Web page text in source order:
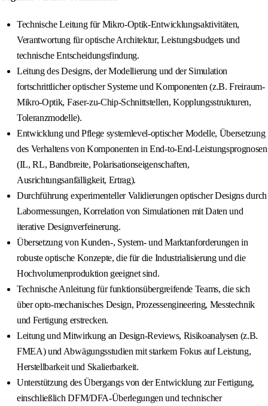
Technische Leitung für Mikro-Optik-Entwicklungsaktivitäten,
Verantwortung für optische Architektur, Leistungsbudgets und
technische Entscheidungsfindung.
Leitung des Designs, der Modellierung und der Simulation
fortschrittlicher optischer Systeme und Komponenten (z.B. Freiraum-
Mikro-Optik, Faser-zu-Chip-Schnittstellen, Kopplungsstrukturen,
Toleranzmodelle).
Entwicklung und Pflege systemlevel-optischer Modelle, Übersetzung
des Verhaltens von Komponenten in End-to-End-Leistungsprognosen
(IL, RL, Bandbreite, Polarisationseigenschaften,
Ausrichtungsanfälligkeit, Ertrag).
Durchführung experimenteller Validierungen optischer Designs durch
Labormessungen, Korrelation von Simulationen mit Daten und
iterative Designverfeinerung.
Übersetzung von Kunden-, System- und Marktanforderungen in
robuste optische Konzepte, die für die Industrialisierung und die
Hochvolumenproduktion geeignet sind.
Technische Anleitung für funktionsübergreifende Teams, die sich
über opto-mechanisches Design, Prozessengineering, Messtechnik
und Fertigung erstrecken.
Leitung und Mitwirkung an Design-Reviews, Risikoanalysen (z.B.
FMEA) und Abwägungsstudien mit starkem Fokus auf Leistung,
Herstellbarkeit und Skalierbarkeit.
Unterstützung des Übergangs von der Entwicklung zur Fertigung,
einschließlich DFM/DFA-Überlegungen und technischer